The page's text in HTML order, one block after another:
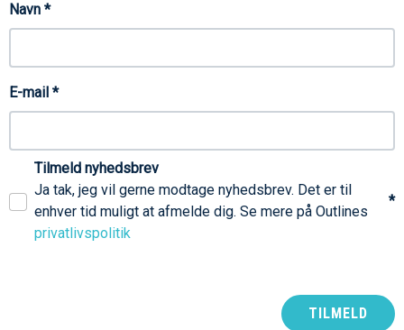
Navn *
E-mail *
*
Tilmeld nyhedsbrev
Ja tak, jeg vil gerne modtage nyhedsbrev. Det er til
enhver tid muligt at afmelde dig. Se mere på Outlines
privatlivspolitik